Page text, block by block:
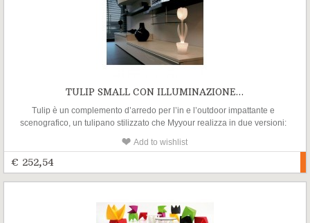
TULIP SMALL CON ILLUMINAZIONE...
Tulip è un complemento d’arredo per l’in e l’outdoor impattante e
scenografico, un tulipano stilizzato che Myyour realizza in due versioni:
Add to wishlist
€ 252,54